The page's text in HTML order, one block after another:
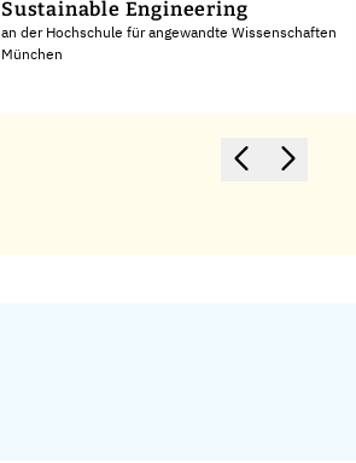
Sustainable Engineering
an der Hochschule für angewandte Wissenschaften
München